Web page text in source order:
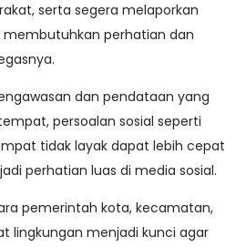
serta segera melaporkan
perhatian dan
dan pendataan yang
persoalan sosial seperti
tidak layak dapat lebih cepat
perhatian luas di media sosial.
pemerintah kota, kecamatan,
lingkungan menjadi kunci agar